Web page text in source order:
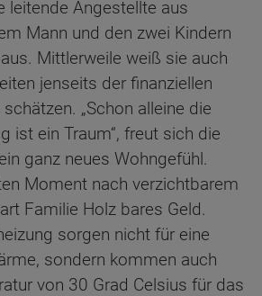
leitende Angestellte aus
Mann und den zwei Kindern
Mittlerweile weiß sie auch
jenseits der finanziellen
„Schon alleine die
ist ein Traum“, freut sich die
ganz neues Wohngefühl.
Moment nach verzichtbarem
Familie Holz bares Geld.
sorgen nicht für eine
sondern kommen auch
von 30 Grad Celsius für das